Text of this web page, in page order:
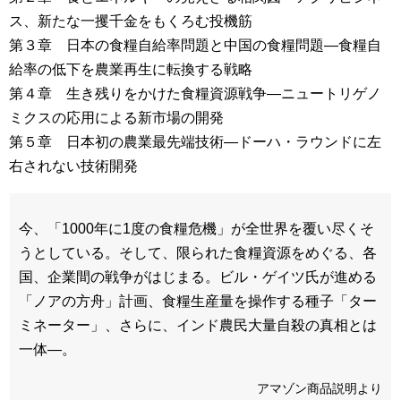
ス、新たな一攫千金をもくろむ投機筋
第３章 日本の食糧自給率問題と中国の食糧問題―食糧自
給率の低下を農業再生に転換する戦略
第４章 生き残りをかけた食糧資源戦争―ニュートリゲノ
ミクスの応用による新市場の開発
第５章 日本初の農業最先端技術―ドーハ・ラウンドに左
右されない技術開発
今、「1000年に1度の食糧危機」が全世界を覆い尽くそ
うとしている。そして、限られた食糧資源をめぐる、各
国、企業間の戦争がはじまる。ビル・ゲイツ氏が進める
「ノアの方舟」計画、食糧生産量を操作する種子「ター
ミネーター」、さらに、インド農民大量自殺の真相とは
一体―。
アマゾン商品説明より